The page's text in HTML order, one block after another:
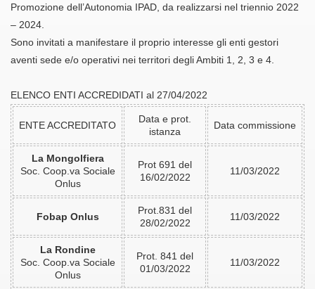
Promozione dell’Autonomia IPAD, da realizzarsi nel triennio 2022
– 2024.
Sono invitati a manifestare il proprio interesse gli enti gestori
aventi sede e/o operativi nei territori degli Ambiti 1, 2, 3 e 4.
ELENCO ENTI ACCREDIDATI al 27/04/2022
ENTE ACCREDITATO
Data e prot.
istanza
Data commissione
La Mongolfiera
Soc. Coop.va Sociale
Onlus
Prot 691 del
16/02/2022
11/03/2022
Fobap Onlus
Prot.831 del
28/02/2022
11/03/2022
La Rondine
Soc. Coop.va Sociale
Onlus
Prot. 841 del
01/03/2022
11/03/2022